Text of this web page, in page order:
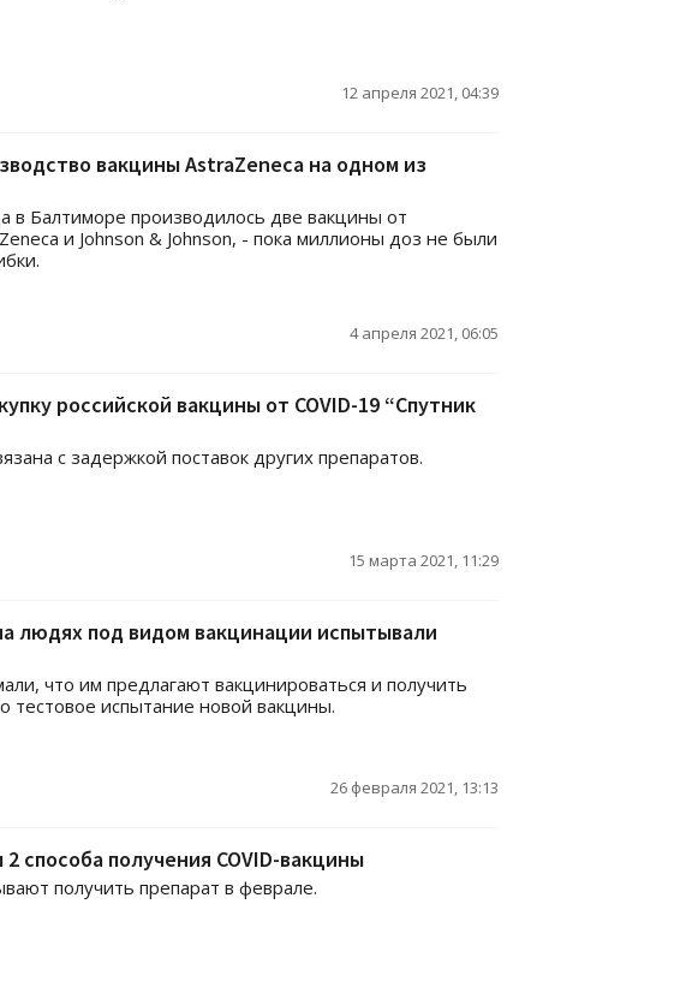
12 апреля 2021, 04:39
вакцины AstraZeneca на одном из
в Балтиморе производилось две вакцины от
и Johnson & Johnson, - пока миллионы доз не были
4 апреля 2021, 06:05
российской вакцины от COVID-19 “Спутник
с задержкой поставок других препаратов.
15 марта 2021, 11:29
людях под видом вакцинации испытывали
что им предлагают вакцинироваться и получить
тестовое испытание новой вакцины.
26 февраля 2021, 13:13
способа получения COVID-вакцины
получить препарат в феврале.